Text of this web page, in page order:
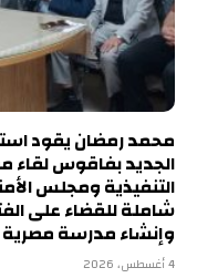
محمد رمضان يقود
الجديد بفاقوس لقاء
التنفيذية ومجلس
شاملة للقضاء على
وإنشاء مدرسة مصرية
4 أغسطس، 2026